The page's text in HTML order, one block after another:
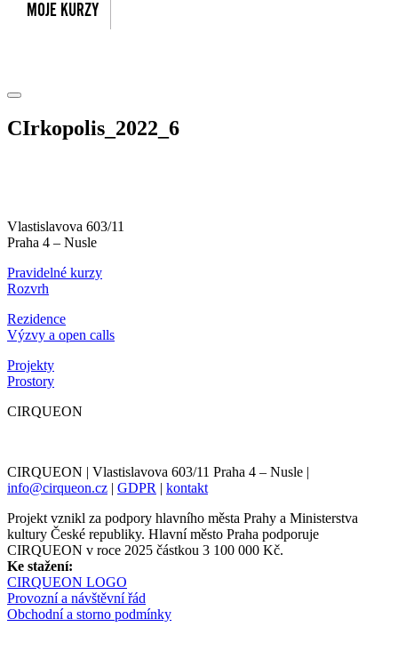
CIrkopolis_2022_6
Vlastislavova 603/11
Praha 4 – Nusle
Pravidelné kurzy
Rozvrh
Rezidence
Výzvy a open calls
Projekty
Prostory
CIRQUEON
CIRQUEON | Vlastislavova 603/11 Praha 4 – Nusle |
info@cirqueon.cz | GDPR | kontakt
Projekt vznikl za podpory hlavního města Prahy a Ministerstva
kultury České republiky. Hlavní město Praha podporuje
CIRQUEON v roce 2025 částkou 3 100 000 Kč.
Ke stažení:
CIRQUEON LOGO
Provozní a návštěvní řád
Obchodní a storno podmínky